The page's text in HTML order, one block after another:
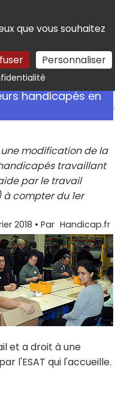
que vous souhaitez
Personnaliser
Rechercher
handicapés en
une modification de la
travaillant
par le travail
compter du 1er
2018 • Par Handicap.fr
et a droit à une
l'ESAT qui l'accueille.